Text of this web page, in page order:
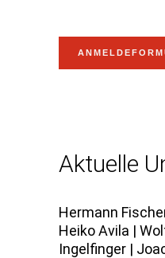
Aktuelle
Hermann
Heiko Avila |
Ingelfinger |